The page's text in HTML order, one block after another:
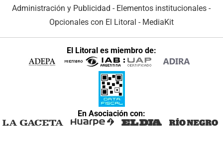
Administración y Publicidad - Elementos institucionales -
Opcionales con El Litoral - MediaKit
El Litoral es miembro de:
En Asociación con: